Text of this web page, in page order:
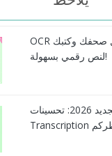
OCR للنصوص العمودية: حول صحفك وكتبك
لنص رقمي بسهولة!
تهاني العام الجديد 2026: تحسينات Mr.